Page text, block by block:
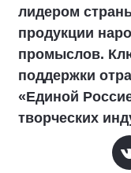
лидером
продукции
промыслов.
поддержки
«Единой
творческих